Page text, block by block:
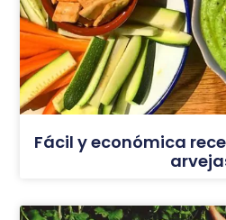
Fácil y económica